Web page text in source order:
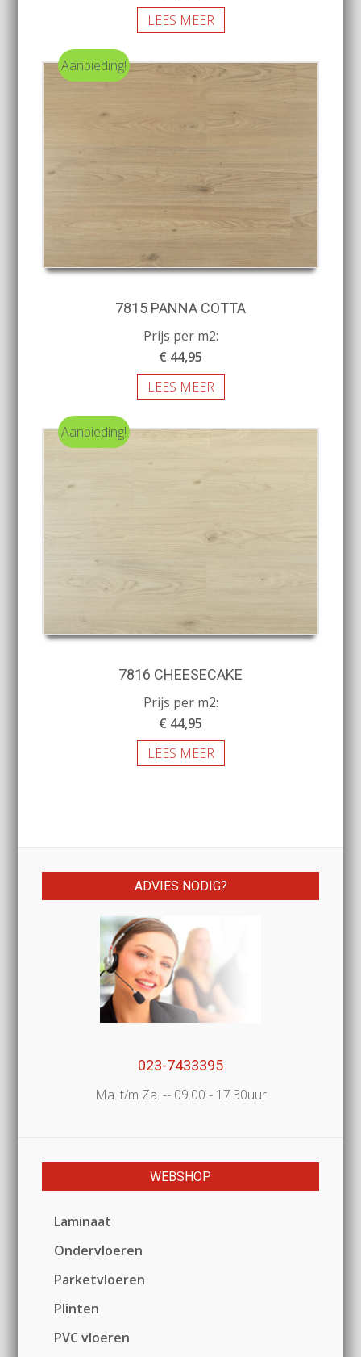
LEES MEER
Aanbieding!
7815 PANNA COTTA
Prijs per m2:
€ 44,95
LEES MEER
Aanbieding!
7816 CHEESECAKE
Prijs per m2:
€ 44,95
LEES MEER
ADVIES NODIG?
023-7433395
Ma. t/m Za. -- 09.00 - 17.30uur
WEBSHOP
Laminaat
Ondervloeren
Parketvloeren
Plinten
PVC vloeren